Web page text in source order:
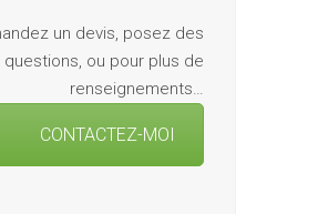
un devis, posez des
questions, ou pour plus de
renseignements…
CONTACTEZ-MOI